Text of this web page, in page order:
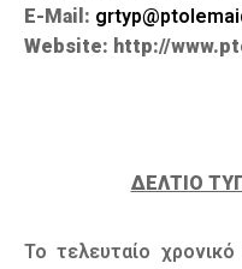
E-Mail:
Website: http://
ΔΕΛΤΙΟ
Το τελευταίο